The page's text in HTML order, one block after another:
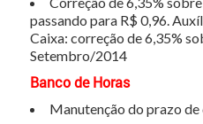
passando para R$ 0,96.
Caixa: correção de 6,35%
Setembro/2014
Banco de Horas
Manutenção do prazo de